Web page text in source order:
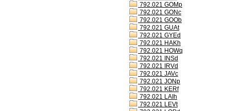
792.021 GOMp
792.021 GONc
792.021 GOOb
792.021 GUAt
792.021 GYEd
792.021 HAKh
792.021 HOWq
792.021 INSd
792.021 IRVd
792.021 JAVc
792.021 JONp
792.021 KERf
792.021 LAIh
792.021 LEVt